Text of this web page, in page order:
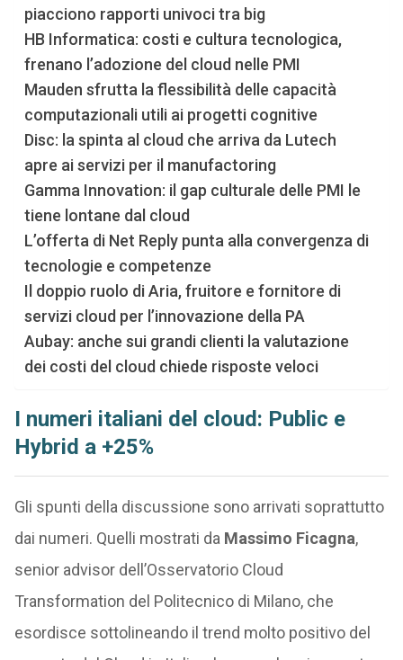
piacciono rapporti univoci tra big
HB Informatica: costi e cultura tecnologica,
frenano l’adozione del cloud nelle PMI
Mauden sfrutta la flessibilità delle capacità
computazionali utili ai progetti cognitive
Disc: la spinta al cloud che arriva da Lutech
apre ai servizi per il manufactoring
Gamma Innovation: il gap culturale delle PMI le
tiene lontane dal cloud
L’offerta di Net Reply punta alla convergenza di
tecnologie e competenze
Il doppio ruolo di Aria, fruitore e fornitore di
servizi cloud per l’innovazione della PA
Aubay: anche sui grandi clienti la valutazione
dei costi del cloud chiede risposte veloci
I numeri italiani del cloud: Public e
Hybrid a +25%
Gli spunti della discussione sono arrivati soprattutto
dai numeri. Quelli mostrati da Massimo Ficagna,
senior advisor dell’Osservatorio Cloud
Transformation del Politecnico di Milano, che
esordisce sottolineando il trend molto positivo del